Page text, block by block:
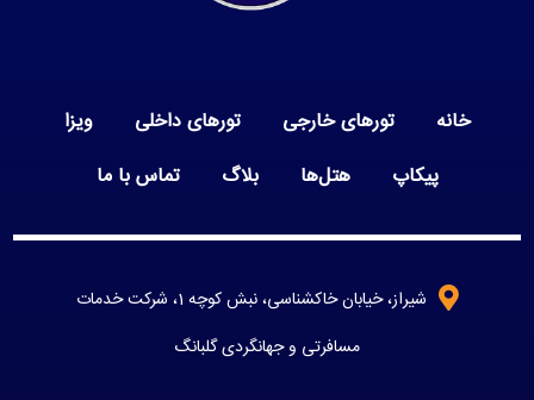
خانه تورهای خارجی تورهای داخلی
ویزا
پیکاپ
هتل‌ها بلاگ تماس با ما
شیراز، خیابان خاکشناسی، نبش کوچه 1، شرکت خدمات
مسافرتی و جهانگردی گلبانگ